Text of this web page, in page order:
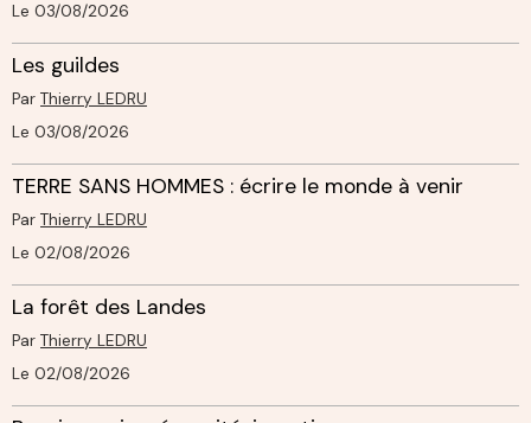
Le 03/08/2026
Les guildes
Par Thierry LEDRU
Le 03/08/2026
TERRE SANS HOMMES : écrire le monde à venir
Par Thierry LEDRU
Le 02/08/2026
La forêt des Landes
Par Thierry LEDRU
Le 02/08/2026